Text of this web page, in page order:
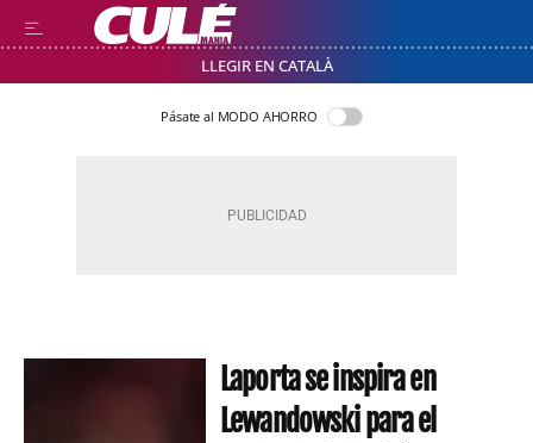
LLEGIR EN CATALÀ
Pásate al MODO AHORRO
Laporta se inspira en
Lewandowski para el